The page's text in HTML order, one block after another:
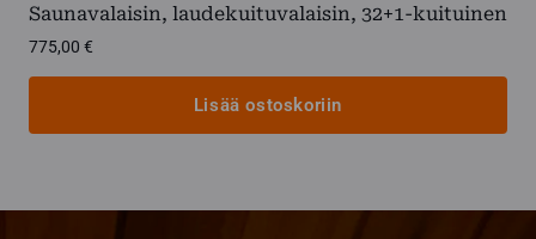
Saunavalaisin, laudekuituvalaisin, 32+1-kuituinen
775,00 €
Lisää ostoskoriin